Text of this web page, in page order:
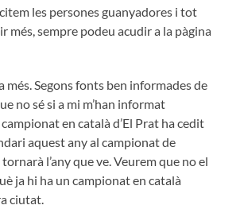
les persones guanyadores i tot
més, sempre podeu acudir a la pàgina
més. Segons fonts ben informades de
no sé si a mi m’han informat
en català d’El Prat ha cedit
aquest any al campionat de
l’any que ve. Veurem que no el
ja hi ha un campionat en català
ciutat.